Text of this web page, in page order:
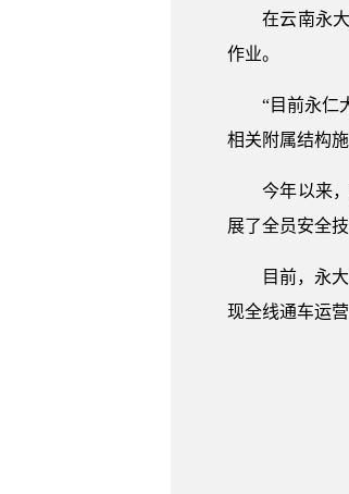
在云南永大
作业。
“目前永仁大
相关附属结构
今年以来，
展了全员安全
目前，永大高
现全线通车运